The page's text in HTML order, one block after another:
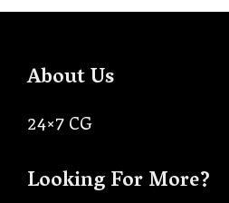
About Us
24×7 CG
Looking For More?